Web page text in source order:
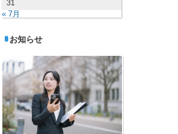
31
« 7月
お知らせ